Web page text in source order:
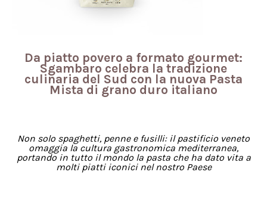
Da piatto povero a formato gourmet:
Sgambaro celebra la tradizione
culinaria del Sud con la nuova Pasta
Mista di grano duro italiano
Non solo spaghetti, penne e fusilli: il pastificio veneto
omaggia la cultura gastronomica mediterranea,
portando in tutto il mondo la pasta che ha dato vita a
molti piatti iconici nel nostro Paese